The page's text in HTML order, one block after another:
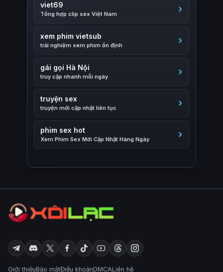
viet69
Tổng hợp clip sex Việt Nam
xem phim vietsub
trải nghiệm xem phim ổn định
gái gọi Hà Nội
truy cập nhanh mỗi ngày
truyện sex
truyện mới cập nhật liên tục
phim sex hot
Xem Phim Sex Mới Cập Nhật Hàng Ngày
Giới thiệuBảo mậtĐiều khoảnDMCALiên hệ